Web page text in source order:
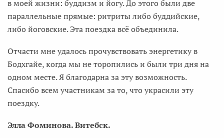
в моей жизни: буддизм и йогу. До этого были две
параллельные прямые: ритриты либо буддийские,
либо йоговские. Эта поездка всё объединила.
Отчасти мне удалось прочувствовать энергетику в
Бодхгайе, когда мы не торопились и были три дня на
одном месте. Я благодарна за эту возможность.
Спасибо всем участникам за то, что украсили эту
поездку.
Элла Фоминова. Витебск.